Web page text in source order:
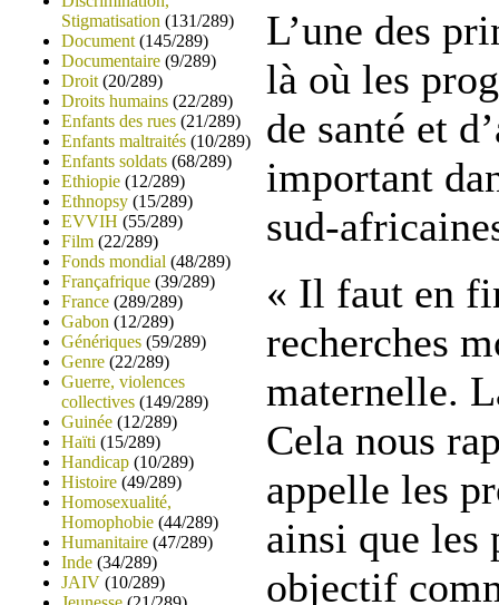
Stigmatisation (131/289)
Document (145/289)
Documentaire (9/289)
Droit (20/289)
Droits humains (22/289)
Enfants des rues (21/289)
Enfants maltraités (10/289)
Enfants soldats (68/289)
Ethiopie (12/289)
Ethnopsy (15/289)
EVVIH (55/289)
Film (22/289)
Fonds mondial (48/289)
Françafrique (39/289)
France (289/289)
Gabon (12/289)
Génériques (59/289)
Genre (22/289)
Guerre, violences
collectives (149/289)
Guinée (12/289)
Haïti (15/289)
Handicap (10/289)
Histoire (49/289)
Homosexualité,
Homophobie (44/289)
Humanitaire (47/289)
Inde (34/289)
JAIV (10/289)
L’une des
là où les
de santé et
important
sud-
« Il faut en
recherches
maternelle.
Cela nous
appelle les
ainsi que les
objectif